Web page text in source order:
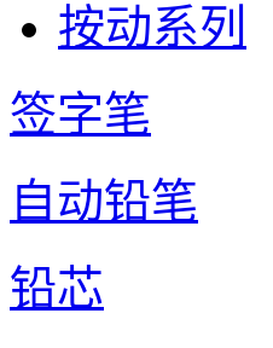
按动系列
签字笔
自动铅笔
铅芯